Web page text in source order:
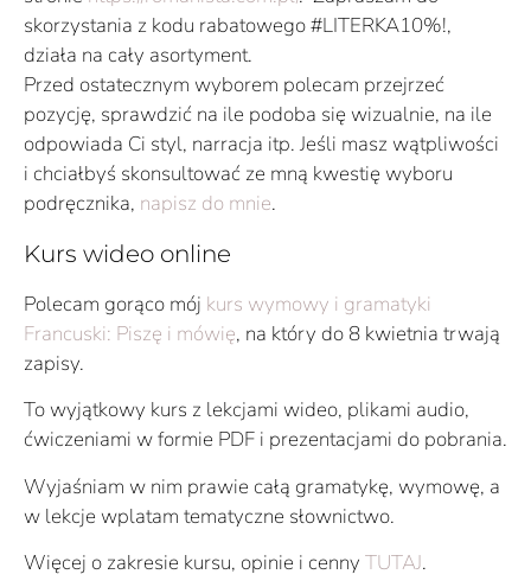
skorzystania z kodu rabatowego #LITERKA10%!,
działa na cały asortyment.
Przed ostatecznym wyborem polecam przejrzeć
pozycję, sprawdzić na ile podoba się wizualnie, na ile
odpowiada Ci styl, narracja itp. Jeśli masz wątpliwości
i chciałbyś skonsultować ze mną kwestię wyboru
podręcznika, napisz do mnie.
Kurs wideo online
Polecam gorąco mój kurs wymowy i gramatyki
Francuski: Piszę i mówię, na który do 8 kwietnia trwają
zapisy.
To wyjątkowy kurs z lekcjami wideo, plikami audio,
ćwiczeniami w formie PDF i prezentacjami do pobrania.
Wyjaśniam w nim prawie całą gramatykę, wymowę, a
w lekcje wplatam tematyczne słownictwo.
Więcej o zakresie kursu, opinie i cenny TUTAJ.